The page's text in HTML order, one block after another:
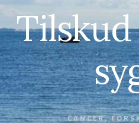
CANCER,